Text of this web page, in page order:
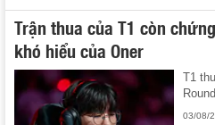
Trận thua của T1 còn
khó hiểu của Oner
T1
03/08/